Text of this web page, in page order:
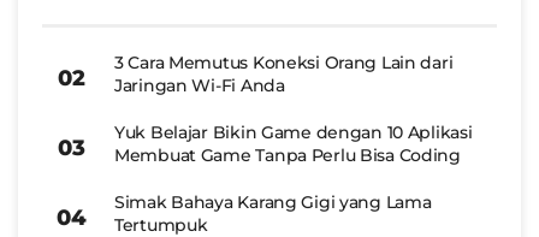
3 Cara Memutus Koneksi Orang Lain dari
Jaringan Wi-Fi Anda
Yuk Belajar Bikin Game dengan 10 Aplikasi
Membuat Game Tanpa Perlu Bisa Coding
Simak Bahaya Karang Gigi yang Lama
Tertumpuk